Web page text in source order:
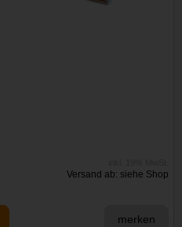
Versand ab: siehe Shop
merken